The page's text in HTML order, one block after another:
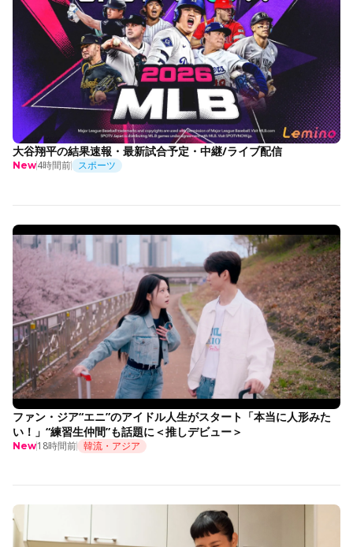
大谷翔平の結果速報・最新試合予定・中継/ライブ配信
New4時間前 スポーツ
ファン・ジア“エニ”のアイドル人生がスタート「本当に人形みた
い！」“練習生仲間”も話題に＜推しデビュー＞
New18時間前 韓流・アジア